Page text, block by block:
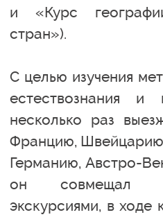
и «Курс
стран»).
С целью изучения
естествознания и
несколько раз
Францию,
Германию, Австро-
он совмещал с
экскурсиями, в ходе